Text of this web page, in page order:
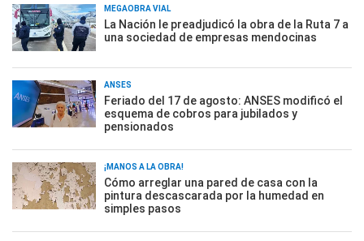
MEGAOBRA VIAL
La Nación le preadjudicó la obra de la Ruta 7 a
una sociedad de empresas mendocinas
ANSES
Feriado del 17 de agosto: ANSES modificó el
esquema de cobros para jubilados y
pensionados
¡MANOS A LA OBRA!
Cómo arreglar una pared de casa con la
pintura descascarada por la humedad en
simples pasos